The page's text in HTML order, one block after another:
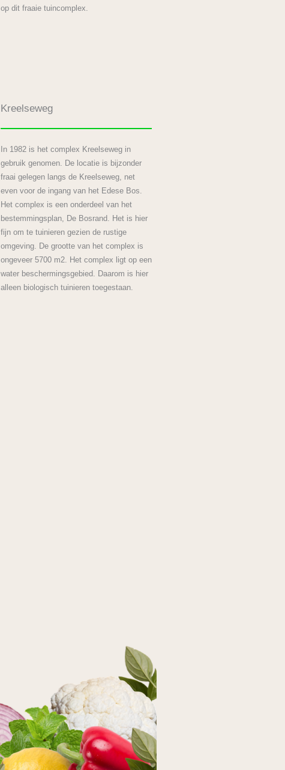
op dit fraaie tuincomplex.
Kreelseweg
In 1982 is het complex Kreelseweg in
gebruik genomen. De locatie is bijzonder
fraai gelegen langs de Kreelseweg, net
even voor de ingang van het Edese Bos.
Het complex is een onderdeel van het
bestemmingsplan, De Bosrand. Het is hier
fijn om te tuinieren gezien de rustige
omgeving. De grootte van het complex is
ongeveer 5700 m2. Het complex ligt op een
water beschermingsgebied. Daarom is hier
alleen biologisch tuinieren toegestaan.